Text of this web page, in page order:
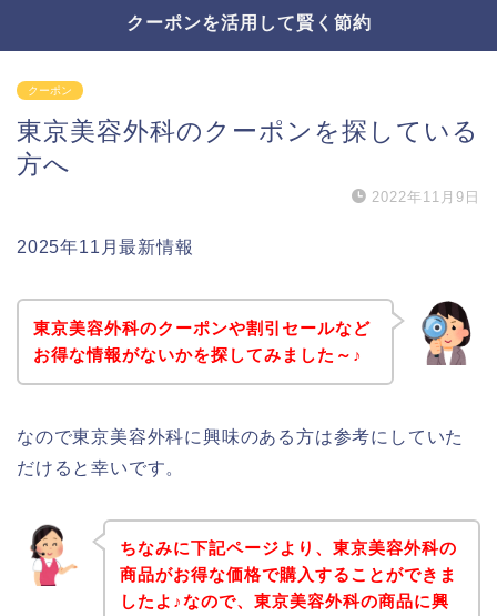
クーポンを活用して賢く節約
クーポン
東京美容外科のクーポンを探している
方へ
2022年11月9日
2025年11月最新情報
東京美容外科のクーポンや割引セールなど
お得な情報がないかを探してみました～♪
なので東京美容外科に興味のある方は参考にしていた
だけると幸いです。
ちなみに下記ページより、東京美容外科の
商品がお得な価格で購入することができま
したよ♪なので、東京美容外科の商品に興